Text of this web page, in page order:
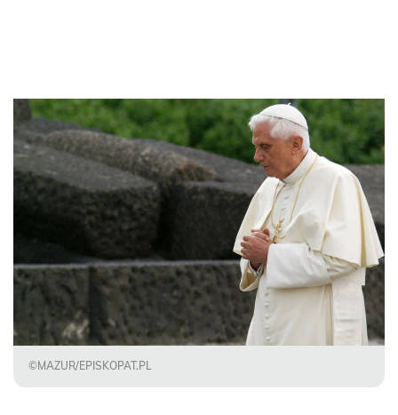
©MAZUR/EPISKOPAT.PL